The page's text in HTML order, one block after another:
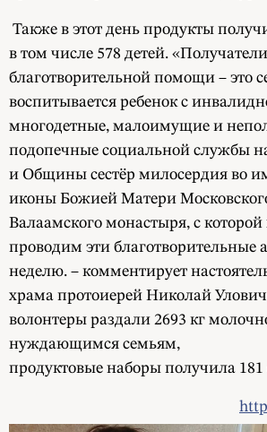
Также в этот день продукты
в том числе 578 детей. «Получатели
благотворительной помощи – это
воспитывается ребенок с
многодетные, малоимущие и
подопечные социальной службы
и Общины сестёр милосердия во
иконы Божией Матери
Валаамского монастыря, с
проводим эти
неделю. – комментирует
храма протоиерей Николай
волонтеры раздали 2693 кг
нуждающимся семьям,
продуктовые наборы получила 181